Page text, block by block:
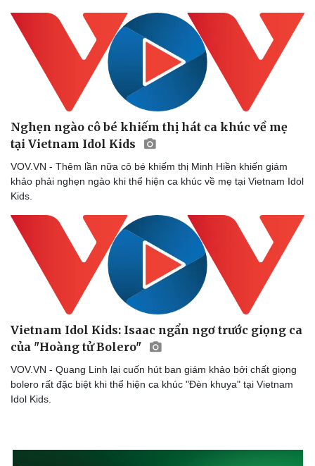
Cải chính
Nghẹn ngào cô bé khiếm thị hát ca khúc về mẹ
tại Vietnam Idol Kids
VOV.VN - Thêm lần nữa cô bé khiếm thị Minh Hiền khiến giám
khảo phải nghẹn ngào khi thể hiện ca khúc về mẹ tại Vietnam Idol
Kids.
Vietnam Idol Kids: Isaac ngẩn ngơ trước giọng ca
của "Hoàng tử Bolero"
VOV.VN - Quang Linh lại cuốn hút ban giám khảo bởi chất giọng
bolero rất đặc biệt khi thể hiện ca khúc "Đèn khuya" tại Vietnam
Idol Kids.